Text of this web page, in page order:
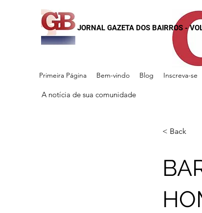
JORNAL GAZETA DOS BAIRROS -
Primeira Página Bem-vindo Blog Inscreva-se
A notícia de sua comunidade
< Back